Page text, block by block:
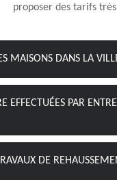
proposer des tarifs
MAISONS DANS LA
EFFECTUÉES PAR
DE